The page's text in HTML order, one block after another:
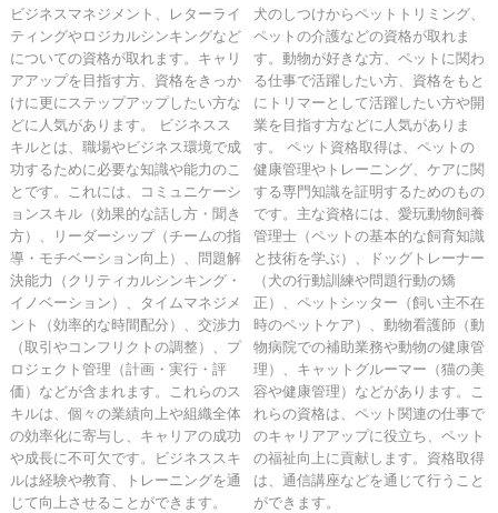
ビジネスマネジメント、レターライ
ティングやロジカルシンキングなど
についての資格が取れます。キャリ
アアップを目指す方、資格をきっか
けに更にステップアップしたい方な
どに人気があります。 ビジネスス
キルとは、職場やビジネス環境で成
功するために必要な知識や能力のこ
とです。これには、コミュニケーシ
ョンスキル（効果的な話し方・聞き
方）、リーダーシップ（チームの指
導・モチベーション向上）、問題解
決能力（クリティカルシンキング・
イノベーション）、タイムマネジメ
ント（効率的な時間配分）、交渉力
（取引やコンフリクトの調整）、プ
ロジェクト管理（計画・実行・評
価）などが含まれます。これらのス
キルは、個々の業績向上や組織全体
の効率化に寄与し、キャリアの成功
や成長に不可欠です。ビジネススキ
ルは経験や教育、トレーニングを通
じて向上させることができます。
犬のしつけからペットトリミング、
ペットの介護などの資格が取れま
す。動物が好きな方、ペットに関わ
る仕事で活躍したい方、資格をもと
にトリマーとして活躍したい方や開
業を目指す方などに人気がありま
す。 ペット資格取得は、ペットの
健康管理やトレーニング、ケアに関
する専門知識を証明するためのもの
です。主な資格には、愛玩動物飼養
管理士（ペットの基本的な飼育知識
と技術を学ぶ）、ドッグトレーナー
（犬の行動訓練や問題行動の矯
正）、ペットシッター（飼い主不在
時のペットケア）、動物看護師（動
物病院での補助業務や動物の健康管
理）、キャットグルーマー（猫の美
容や健康管理）などがあります。こ
れらの資格は、ペット関連の仕事で
のキャリアアップに役立ち、ペット
の福祉向上に貢献します。資格取得
は、通信講座などを通じて行うこと
ができます。